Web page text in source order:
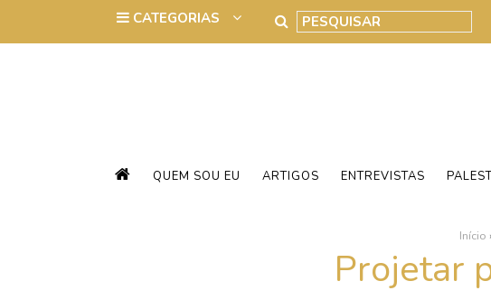
QUEM SOU EU ARTIGOS ENTREVISTAS
Início
Projetar